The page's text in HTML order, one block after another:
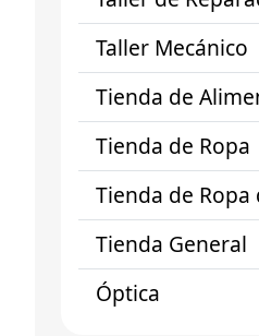
Taller Mecánico
Tienda de
Tienda de Ropa
Tienda de
Tienda General
Óptica